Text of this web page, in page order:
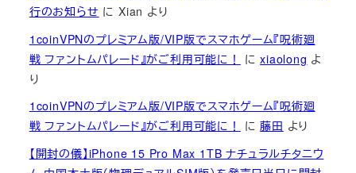
行のお知らせ にXian より
1coinVPNのプレミアム版/VIP版でスマホゲーム『呪術廻
戦 ファントムパレード』がご利用可能に！
にxiaolong よ
り
1coinVPNのプレミアム版/VIP版でスマホゲーム『呪術廻
戦 ファントムパレード』がご利用可能に！
に藤田 より
【開封の儀】iPhone 15 Pro Max 1TB ナチュラルチタニウ